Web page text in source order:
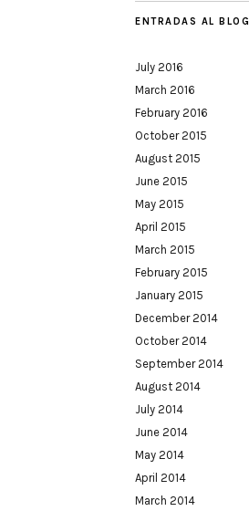
ENTRADAS AL BLOG
July 2016
March 2016
February 2016
October 2015
August 2015
June 2015
May 2015
April 2015
March 2015
February 2015
January 2015
December 2014
October 2014
September 2014
August 2014
July 2014
June 2014
May 2014
April 2014
March 2014